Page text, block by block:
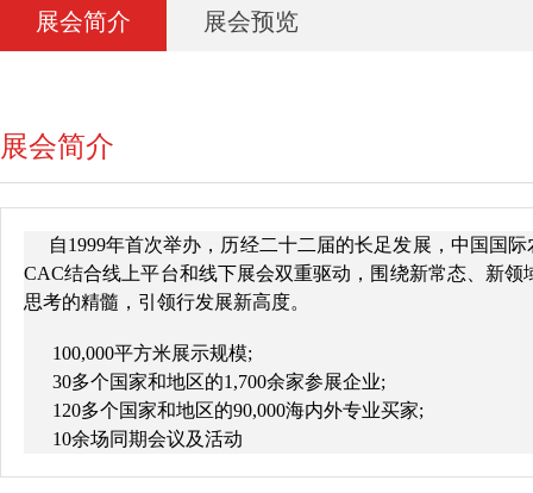
展会简介 展会预览
展会简介
自1999年首次举办，历经二十二届的长足发展， 中国国际
CAC结合线上平台和线下展会双重驱动，围绕新常态、新
思考的精髓，引领行发展新高度。
100,000平方米展示规模;
30多个国家和地区的1,700余家参展企业;
120多个国家和地区的90,000海内外专业买家;
10余场同期会议及活动